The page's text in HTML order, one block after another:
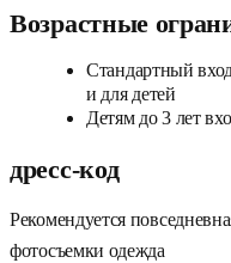
Возрастные
Стандартный
и для детей
Детям до 3 лет
дресс-код
Рекомендуется
фотосъемки одежда